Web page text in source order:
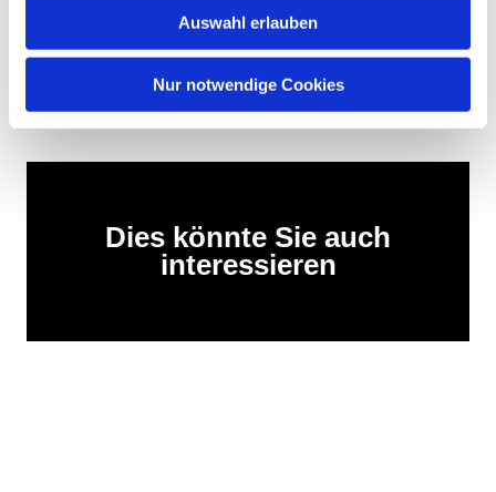
Auswahl erlauben
Nur notwendige Cookies
and his Canticle of the Sun – as well as time for silence,
nature, fellowship and new encounters with oneself and
Dies könnte Sie auch
interessieren